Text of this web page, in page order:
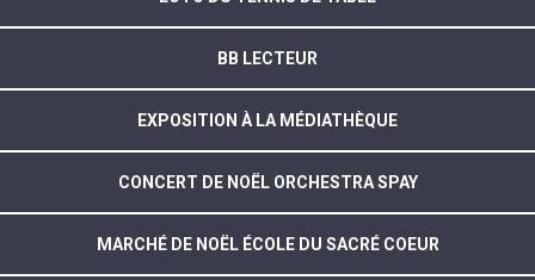
BB LECTEUR
EXPOSITION À LA MÉDIATHÈQUE
CONCERT DE NOËL ORCHESTRA SPAY
MARCHÉ DE NOËL ÉCOLE DU SACRÉ COEUR